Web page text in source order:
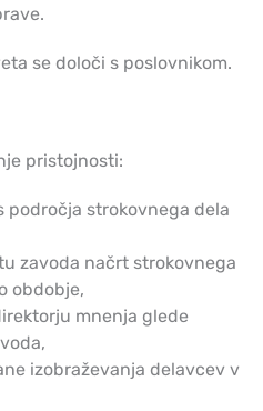
se določi s poslovnikom.
pristojnosti:
področja strokovnega dela
zavoda načrt strokovnega
obdobje,
mnenja glede
izobraževanja delavcev v